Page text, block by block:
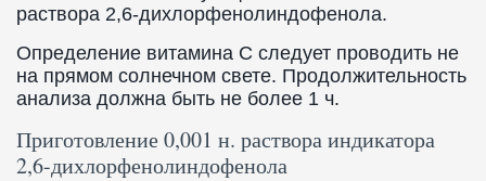
раствора 2,6-дихлорфенолиндофенола.
Определение витамина C следует проводить не
на прямом солнечном свете. Продолжительность
анализа должна быть не более 1 ч.
Приготовление 0,001 н. раствора индикатора
2,6-дихлорфенолиндофенола